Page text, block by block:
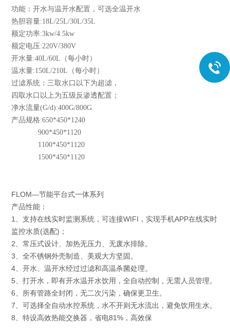
功能：开水与温开水配置，可选全温开水
热胆容量:18L/25L/30L/35L
额定功率:3kw/4.5kw
额定电压:220V/380V
开水量:40L/60L（每小时）
温水量:150L/210L（每小时）
过滤系统：三取水口以下为超滤，
四取水口以上为五级反渗透配置；
净水流量(G/d):400G/800G
产品规格:650*450*1240
900*450*1120
1100*450*1120
1500*450*1120
FLOM—节能平台式一体系列
产品性能：
1、支持在线实时监测系统，可连接WIFI，实现手机APP在线实时
监控水质(选配)；
2、常压式设计、加热无压力、无废水排除。
3、全不锈钢外壳制造、美观大方坚固。
4、开水、温开水经过过滤和高温杀菌处理。
5、打开水，即有开水温开水饮用，全自动控制，无需人员管理。
6、所有管路全封闭，无二次污染，确保更卫生。
7、可选择全自动水控系统，水不开则无水流出，避免饮用生水。
8、特设高效热能交换器，省电81%，高效保